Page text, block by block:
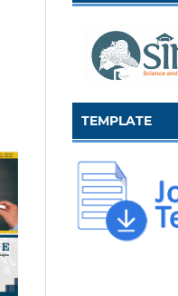
TEMPLATE